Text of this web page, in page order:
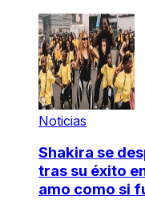
Noticias
Shakira se
tras su éxito
amo como si